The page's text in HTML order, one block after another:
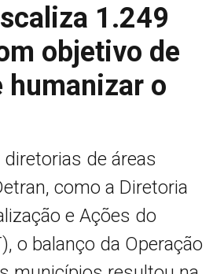
1.249
objetivo de
humanizar o
de áreas
como a Diretoria
e Ações do
o balanço da Operação